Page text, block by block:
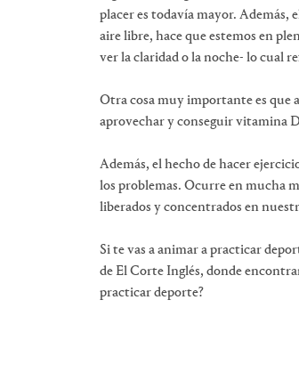
placer es todavía mayor. Además,
aire libre, hace que estemos en
ver la claridad o la noche- lo cual
Otra cosa muy importante es que
aprovechar y conseguir vitamina
Además, el hecho de hacer
los problemas. Ocurre en mucha
liberados y concentrados en
Si te vas a animar a practicar
de El Corte Inglés, donde
practicar deporte?